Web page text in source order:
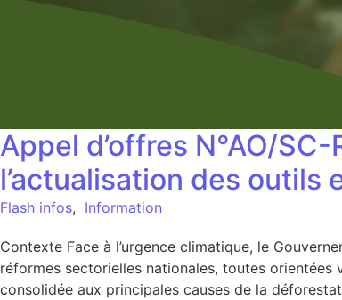
Appel d’offres N°AO/
l’actualisation des outils
Flash infos, Information
Contexte Face à l’urgence climatique, le
réformes sectorielles nationales, toutes
consolidée aux principales causes de la